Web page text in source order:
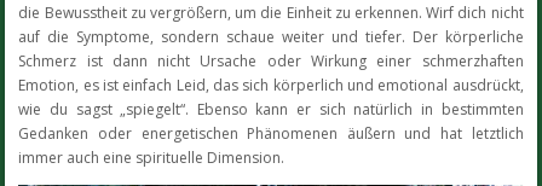
die Bewusstheit zu vergrößern, um die Einheit zu erkennen. Wirf dich nicht
auf die Symptome, sondern schaue weiter und tiefer. Der körperliche
Schmerz ist dann nicht Ursache oder Wirkung einer schmerzhaften
Emotion, es ist einfach Leid, das sich körperlich und emotional ausdrückt,
wie du sagst „spiegelt“. Ebenso kann er sich natürlich in bestimmten
Gedanken oder energetischen Phänomenen äußern und hat letztlich
immer auch eine spirituelle Dimension.